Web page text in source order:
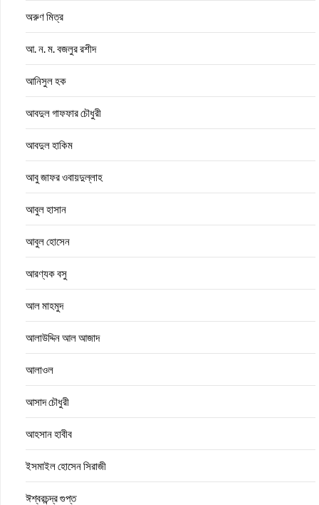
অরুণ মিত্র
আ. ন. ম. বজলুর রশীদ
আনিসুল হক
আবদুল গাফফার চৌধুরী
আবদুল হাকিম
আবু জাফর ওবায়দুল্লাহ
আবুল হাসান
আবুল হোসেন
আরণ্যক বসু
আল মাহমুদ
আলাউদ্দিন আল আজাদ
আলাওল
আসাদ চৌধুরী
আহসান হাবীব
ইসমাইল হোসেন সিরাজী
ঈশ্বরচন্দ্র গুপ্ত